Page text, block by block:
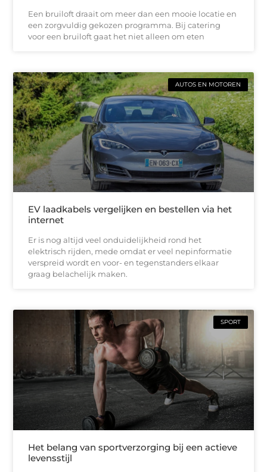
Een bruiloft draait om meer dan een mooie locatie en
een zorgvuldig gekozen programma. Bij catering
voor een bruiloft gaat het niet alleen om eten
AUTOS EN MOTOREN
EV laadkabels vergelijken en bestellen via het
internet
Er is nog altijd veel onduidelijkheid rond het
elektrisch rijden, mede omdat er veel nepinformatie
verspreid wordt en voor- en tegenstanders elkaar
graag belachelijk maken.
SPORT
Het belang van sportverzorging bij een actieve
levensstijl